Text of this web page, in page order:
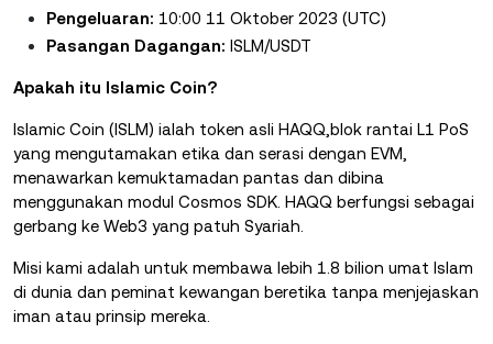
Pengeluaran: 10:00 11 Oktober 2023 (UTC)
Pasangan Dagangan: ISLM/USDT
Apakah itu Islamic Coin?
Islamic Coin (ISLM) ialah token asli HAQQ,blok rantai L1 PoS
yang mengutamakan etika dan serasi dengan EVM,
menawarkan kemuktamadan pantas dan dibina
menggunakan modul Cosmos SDK. HAQQ berfungsi sebagai
gerbang ke Web3 yang patuh Syariah.
Misi kami adalah untuk membawa lebih 1.8 bilion umat Islam
di dunia dan peminat kewangan beretika tanpa menjejaskan
iman atau prinsip mereka.